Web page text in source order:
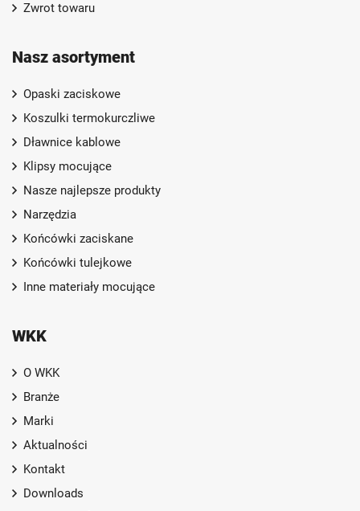
Zwrot towaru
Nasz asortyment
Opaski zaciskowe
Koszulki termokurczliwe
Dławnice kablowe
Klipsy mocujące
Nasze najlepsze produkty
Narzędzia
Końcówki zaciskane
Końcówki tulejkowe
Inne materiały mocujące
WKK
O WKK
Branże
Marki
Aktualności
Kontakt
Downloads